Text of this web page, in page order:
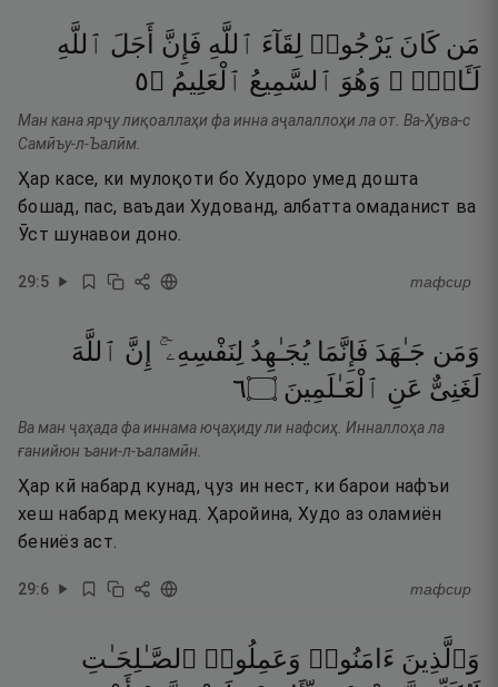
مَن كَانَ يَرْجُوا۟ لِقَآءَ ٱللَّهِ فَإِنَّ أَجَلَ ٱللَّهِ
لَـَٔاتٍۢ ۚ وَهُوَ ٱلسَّمِيعُ ٱلْعَلِيمُ ۝٥
Ман кана ярҷу лиқоаллаҳи фа инна аҷалаллоҳи ла от. Ва-Ҳува-с
Самӣъу-л-Ъалӣм.
Ҳар касе, ки мулоқоти бо Худоро умед дошта
бошад, пас, ваъдаи Худованд, албатта омаданист ва
Ӯст шунавои доно.
29:5 тафсир
وَمَن جَـٰهَدَ فَإِنَّمَا يُجَـٰهِدُ لِنَفْسِهِۦٓ ۚ إِنَّ ٱللَّهَ
لَغَنِىٌّ عَنِ ٱلْعَـٰلَمِينَ ۝٦
Ва ман ҷаҳада фа иннама юҷаҳиду ли нафсиҳ. Инналлоҳа ла
ғанийюн ъани-л-ъаламӣн.
Ҳар кӣ набард кунад, ҷуз ин нест, ки барои нафъи
хеш набард мекунад. Ҳаройина, Худо аз оламиён
бениёз аст.
29:6 тафсир
وَٱلَّذِينَ ءَامَنُوا۟ وَعَمِلُوا۟ ٱلصَّـٰلِحَـٰتِ